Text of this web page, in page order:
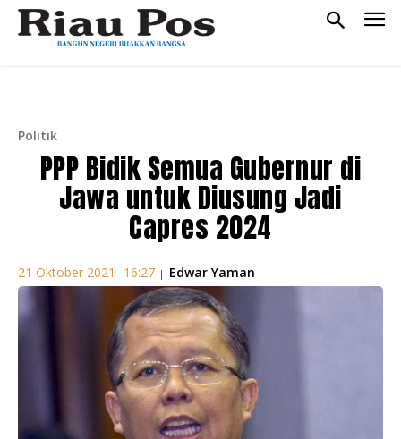
Politik
PPP Bidik Semua Gubernur di
Jawa untuk Diusung Jadi
Capres 2024
21 Oktober 2021 -16:27 | Edwar Yaman